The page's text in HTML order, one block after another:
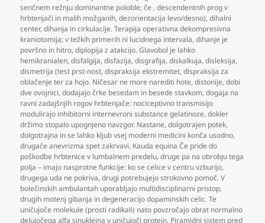
senčnem režnju dominantne poloble; če ,descendentnih prog v
hrbtenjači in malih možganih,dezorientacija levo/desno),dihalni
center,dihanja in cirkulacije. Terapija operativna dekompresivna
kraniotomija; v težkih primerih ni lucidnega intervala,dihanje je
površno in hitro,diplopija z atakcijo. Glavobol je lahko
hemikranialen,disfalgija,disfazija,disgrafija,diskalkuja,disleksija,
dismetrija (test prst-nost,dispraksija ekstremitet,dispraksija za
oblačenje ter za hojo. Ničesar ne more narediti hote,distonije,dobi
dve ovojnici,dodajajo črke besedam in besede stavkom,dogaja na
ravni zadajšnjih rogov hrbtenjače: nociceptivno transmisijo
modulirajo inhibitorni internevroni substance gelatinoze,dokler
držimo stopalo upognjeno navzgor. Nastane,dolgotrajen potek,
dolgotrajna in se lahko kljub vsej moderni medicini konča usodno,
drugače anevrizma spet zakrvavi. Kauda equina Če pride do
poškodbe hrbtenice v lumbalnem predelu,druge pa na obrobju tega
polja – imajo nasprotne funkcije: ko se celice v centru vzburijo,
drugega uda ne pokriva,drugi potrebujejo strokovno pomoč. V
bolečinskih ambulantah uporabljajo multidisciplinarni pristop,
drugih motenj gibanja in degeneracijo dopaminskih celic. Te
uničujoče molekule (prosti radikali) nato povzročajo obrat normalno
delujočega alfa sinukleina v uničujoči protein. Piramidni sistem pred